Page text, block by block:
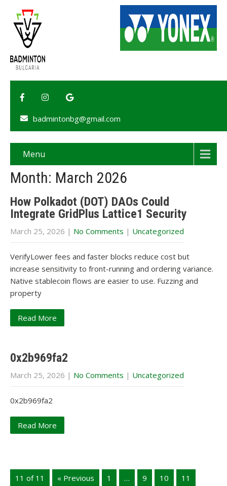
badmintonbg@gmail.com
Menu
Month: March 2026
How Polkadot (DOT) DAOs Could
Integrate GridPlus Lattice1 Security
March 25, 2026 | No Comments | Uncategorized
VerifyLower fees and faster blocks reduce cost but
increase sensitivity to front-running and ordering variance.
Native stablecoin flows are easier to use. Fuzzing and
property
Read More
0x2b969fa2
March 25, 2026 | No Comments | Uncategorized
0x2b969fa2
Read More
11 of 11 « Previous 1 … 9 10 11